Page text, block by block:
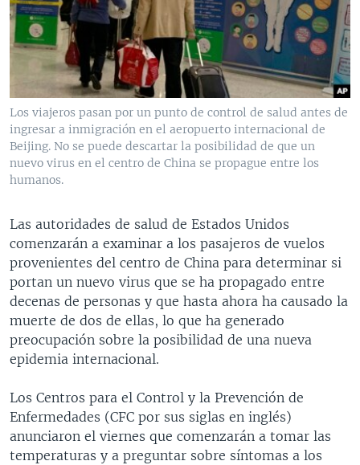
VENEZUELA
BRASIL
NICARAGUA
ECONOMÍA
ENTRETENIMIENTO Y CULTURA
TECNOLOGÍA
DEPORTES
CIENCIA Y SALUD
MULTIMEDIA
VIDEOS
FOTOGRAFÍA
AUDIOS
PROGRAMAS TV
EL MUNDO AL DÍA
FORO INTERAMERICANO
VISIÓN 360
LAS CLAVES
PANORAMA
RADIO
AVANCE INFORMATIVO
AUDIONOTICIAS
BUENOS DÍAS AMÉRICA
ESTADOS UNIDOS AL DÍA
EL MUNDO AL DÍA [RADIO]
FORO [RADIO]
DEPORTIVO INTERNACIONAL
NOTA ECONÓMICA
ENTRETENIMIENTO
DIRECT
DOCUMENTALES DE LA VOA
Los viajeros pasan por un punto de control de salud antes de
ingresar a inmigración en el aeropuerto internacional de
Beijing. No se puede descartar la posibilidad de que un
nuevo virus en el centro de China se propague entre los
humanos.
Las autoridades de salud de Estados Unidos
comenzarán a examinar a los pasajeros de vuelos
provenientes del centro de China para determinar si
portan un nuevo virus que se ha propagado entre
decenas de personas y que hasta ahora ha causado la
muerte de dos de ellas, lo que ha generado
preocupación sobre la posibilidad de una nueva
epidemia internacional.
Los Centros para el Control y la Prevención de
Enfermedades (CFC por sus siglas en inglés)
anunciaron el viernes que comenzarán a tomar las
temperaturas y a preguntar sobre síntomas a los